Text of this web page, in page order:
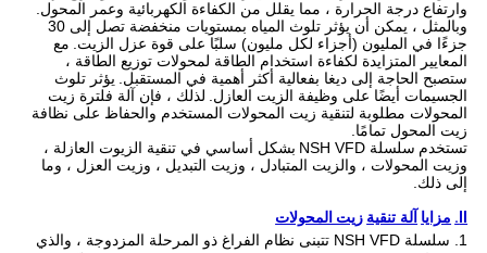
وارتفاع درجة الحرارة ، مما يقلل من الكفاءة الكهربائية وعمر المحول.
وبالمثل ، يمكن أن يؤثر تلوث المياه بمستويات منخفضة تصل إلى 30
جزءًا في المليون (أجزاء لكل مليون) سلبًا على قوة عزل الزيت. مع
المعايير المتزايدة لكفاءة استخدام الطاقة لمحولات توزيع الطاقة ،
ستصبح الحاجة إلى ديغا بفعالية أكثر أهمية في المستقبل. يؤثر تلوث
الجسيمات أيضًا على وظيفة الزيت العازل. لذلك ، فإن آلة فلترة زيت
المحولات مطلوبة لتنقية زيت المحولات المستخدم والحفاظ على نظافة
زيت المحول تمامًا.
تستخدم سلسلة NSH VFD
بشكل أساسي في تنقية الزيوت العازلة ،
وزيت المحولات ، والزيت المتبادل ، وزيت التبديل ، وزيت العزل ، وما
إلى ذلك.
مزايا آلة تنقية زيت المحولات
1.
سلسلة NSH VFD تتبنى نظام الفراغ ذو المرحلة المزدوجة ، والذي